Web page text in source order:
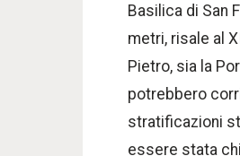
Basilica di San
metri, risale al
Pietro, sia la
potrebbero
stratificazioni
essere stata